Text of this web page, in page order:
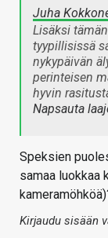
Juha
Lisäksi
tyypillisissä
nykypäivän
perinteisen
hyvin
Napsauta
Speksien
samaa luokkaa
Kirjaudu sisään